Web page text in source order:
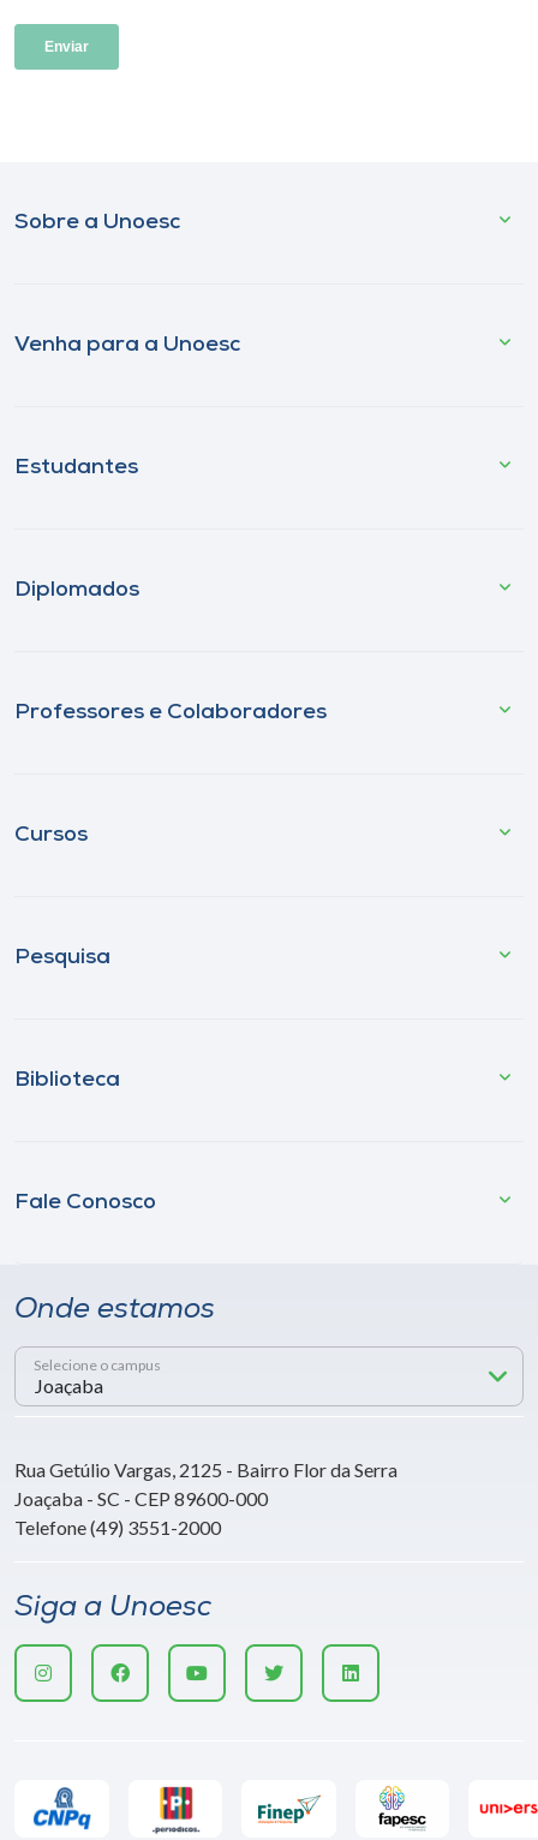
Sobre a Unoesc
Venha para a Unoesc
Estudantes
Diplomados
Professores e Colaboradores
Cursos
Pesquisa
Biblioteca
Fale Conosco
Onde estamos
Selecione o campus
Rua Getúlio Vargas, 2125 - Bairro Flor da Serra
Joaçaba - SC - CEP 89600-000
Telefone (49) 3551-2000
Siga a Unoesc